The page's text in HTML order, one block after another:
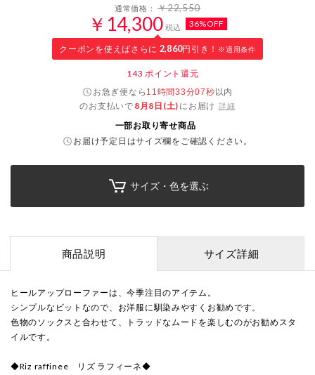
通常価格：￥22,550
￥14,300 税込 36%OFF
クーポンを使えばさらに 2,860円引き！ ※適用条件
143 ポイント還元
お急ぎ便なら 11時間33分07秒以内
のお支払いで 8月8日(土) にお届け 詳細
一部お取り寄せ商品
お届け予定日はサイズ欄をご確認ください。
サイズ・色を選ぶ
商品説明 サイズ詳細
ヒールアップローファーは、今季注目のアイテム。
シンプルなビットなので、お洋服に馴染みやすくお勧めです。
色物のソックスと合わせて、トラッドなムードを楽しむのがお勧めスタ
イルです。
◆Riz raffinee リズ ラフィーネ◆